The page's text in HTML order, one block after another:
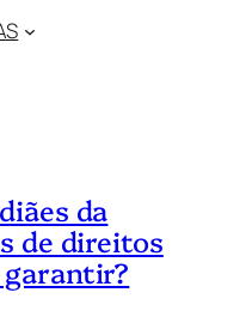
da
de direitos
garantir?